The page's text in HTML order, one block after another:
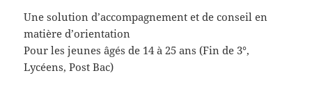
Une solution d’accompagnement et de conseil en
matière d’orientation
Pour les jeunes âgés de 14 à 25 ans (Fin de 3°,
Lycéens, Post Bac)